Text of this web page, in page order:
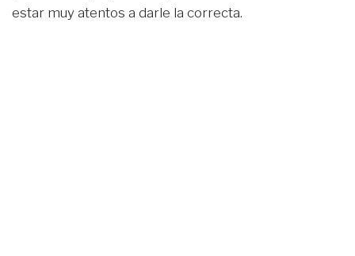
estar muy atentos a darle la correcta.